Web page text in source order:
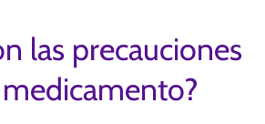
las precauciones